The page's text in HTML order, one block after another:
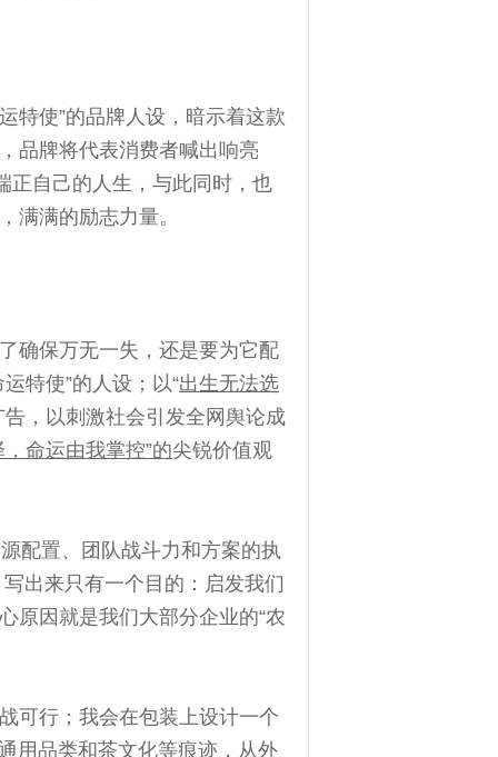
特使”的品牌人设，暗示着这款
品牌将代表消费者喊出响亮
正自己的人生，与此同时，也
满满的励志力量。
确保万无一失，还是要为它配
特使”的人设；以“出生无法选
，以刺激社会引发全网舆论成
命运由我掌控”的尖锐价值观
配置、团队战斗力和方案的执
出来只有一个目的：启发我们
原因就是我们大部分企业的“农
可行；我会在包装上设计一个
用品类和茶文化等痕迹，从外